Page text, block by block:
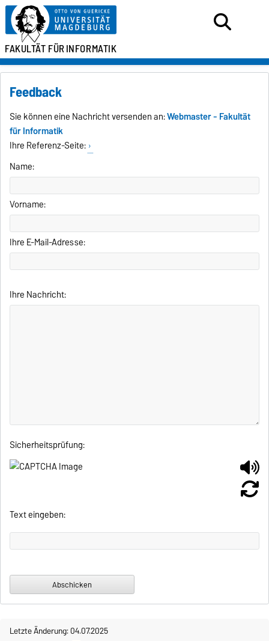
FAKULTÄT FÜRINFORMATIK
Feedback
Sie können eine Nachricht versenden an:Webmaster - Fakultät
für Informatik
Ihre Referenz-Seite:
Name:
Vorname:
Ihre E-Mail-Adresse:
Ihre Nachricht:
Sicherheitsprüfung:
Text eingeben:
Letzte Änderung: 04.07.2025